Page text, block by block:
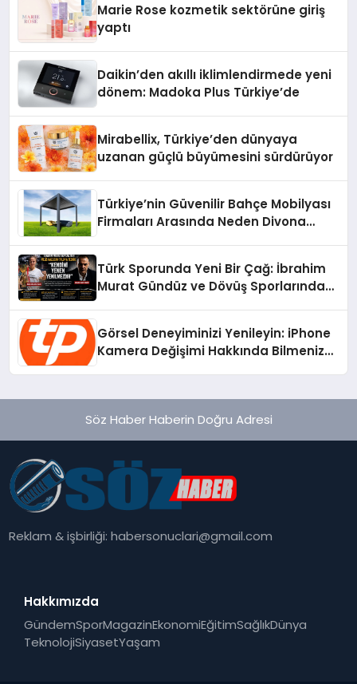
Marie Rose kozmetik sektörüne giriş
yaptı
Daikin’den akıllı iklimlendirmede yeni
dönem: Madoka Plus Türkiye’de
Mirabellix, Türkiye’den dünyaya
uzanan güçlü büyümesini sürdürüyor
Türkiye’nin Güvenilir Bahçe Mobilyası
Firmaları Arasında Neden Divona
Türk Sporunda Yeni Bir Çağ: İbrahim
Murat Gündüz ve Dövüş Sporlarında
Görsel Deneyiminizi Yenileyin: iPhone
Kamera Değişimi Hakkında Bilmeniz
Söz Haber Haberin Doğru Adresi
Reklam & işbirliği:habersonuclari@gmail.com
Hakkımızda
GündemSporMagazinEkonomiEğitimSağlıkDünya
TeknolojiSiyasetYaşam